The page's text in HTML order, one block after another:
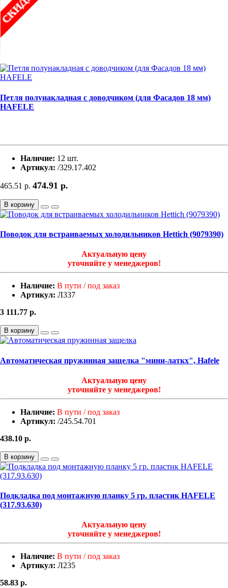
Петля полунакладная с доводчиком (для Фасадов 18 мм)
HAFELE
Наличие: 12 шт.
Артикул: /329.17.402
465.51 р. 474.91 р.
В корзину
Поводок для встраиваемых холодильников Hettich (9079390)
Актуальную цену
уточняйте у менеджеров!
Наличие: В пути / под заказ
Артикул: Л337
3 111.77 р.
В корзину
Автоматическая пружинная защелка "мини-латкх", Hafele
Актуальную цену
уточняйте у менеджеров!
Наличие: В пути / под заказ
Артикул: /245.54.701
438.10 р.
В корзину
Подкладка под монтажную планку 5 гр. пластик HAFELE
(317.93.630)
Актуальную цену
уточняйте у менеджеров!
Наличие: В пути / под заказ
Артикул: Л235
58.83 р.